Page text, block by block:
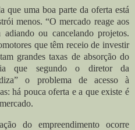
que uma boa parte da oferta está
menos. “O mercado reage aos
adiando ou cancelando projetos.
que têm receio de investir
grandes taxas de absorção do
que segundo o diretor da
o problema de acesso à
há pouca oferta e a que existe é
do empreendimento ocorre